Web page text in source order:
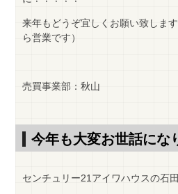
来年もどうぞ宜しくお願い致しま
ら営業です）
売買事業部：秋山
今年も大変お世話にな
センチュリー21アイワハウスの石田